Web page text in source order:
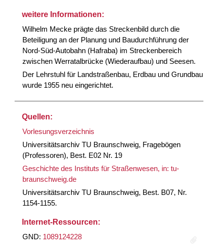
weitere Informationen:
Wilhelm Mecke prägte das Streckenbild durch die
Beteiligung an der Planung und Baudurchführung der
Nord-Süd-Autobahn (Hafraba) im Streckenbereich
zwischen Werratalbrücke (Wiederaufbau) und Seesen.
Der Lehrstuhl für Landstraßenbau, Erdbau und Grundbau
wurde 1955 neu eingerichtet.
Quellen:
Vorlesungsverzeichnis
Universitätsarchiv TU Braunschweig, Fragebögen
(Professoren), Best. E02 Nr. 19
Geschichte des Instituts für Straßenwesen, in: tu-
braunschweig.de
Universitätsarchiv TU Braunschweig, Best. B07, Nr.
1154-1155.
Internet-Ressourcen:
GND: 1089124228